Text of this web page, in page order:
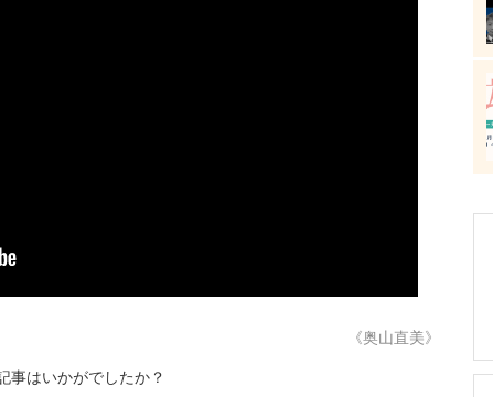
《奥山直美》
事はいかがでしたか？